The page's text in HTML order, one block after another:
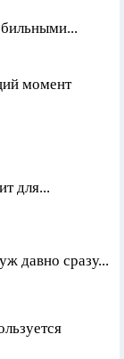
момент
для...
давно сразу...